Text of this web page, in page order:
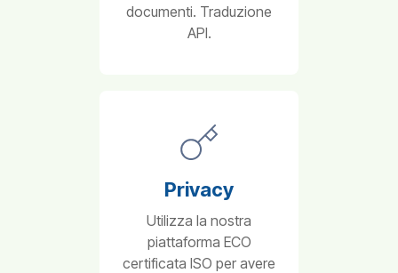
documenti. Traduzione
API.
Privacy
Utilizza la nostra
piattaforma ECO
certificata ISO per avere